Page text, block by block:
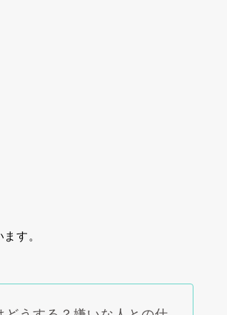
す。